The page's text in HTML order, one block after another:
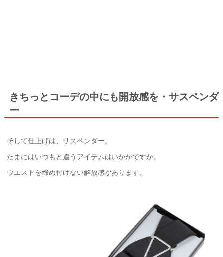
きちっとコーデの中にも開放感を・サスペンダ
ー
そして仕上げは、サスペンダー。
たまにはいつもと違うアイテムはいかがですか。
ウエストを締め付けない解放感があります。